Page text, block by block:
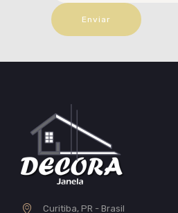
Curitiba, PR - Brasil